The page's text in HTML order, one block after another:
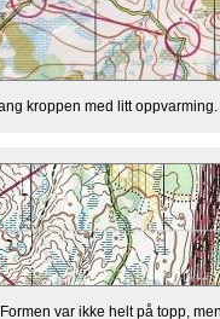
kroppen med litt
var ikke helt på topp,